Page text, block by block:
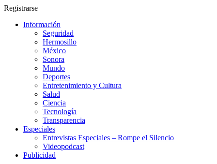
Registrarse
Información
Seguridad
Hermosillo
México
Sonora
Mundo
Deportes
Entretenimiento y Cultura
Salud
Ciencia
Tecnología
Transparencia
Especiales
Entrevistas Especiales – Rompe el Silencio
Videopodcast
Publicidad